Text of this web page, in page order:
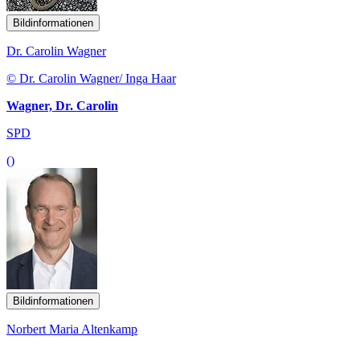
Bildinformationen
Dr. Carolin Wagner
© Dr. Carolin Wagner/ Inga Haar
Wagner, Dr. Carolin
SPD
()
Bildinformationen
Norbert Maria Altenkamp